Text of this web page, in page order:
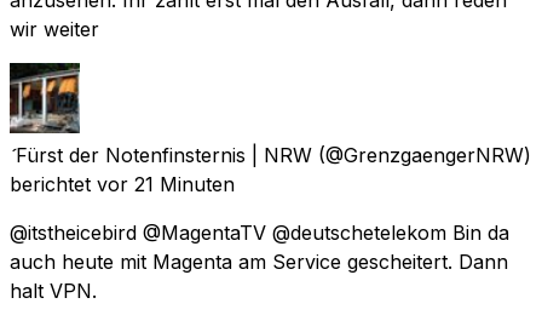
wir weiter
Fürst der Notenfinsternis | NRW (@GrenzgaengerNRW)
berichtet vor 21 Minuten
@itstheicebird @MagentaTV @deutschetelekom Bin da
auch heute mit Magenta am Service gescheitert. Dann
halt VPN.